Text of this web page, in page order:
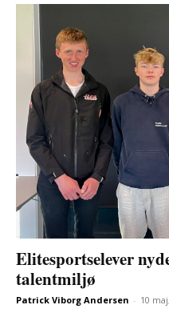
Elitesportselever
talentmiljø
Patrick Viborg Andersen - 10